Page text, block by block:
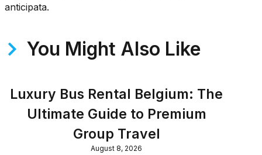
anticipata.
You Might Also Like
Luxury Bus Rental Belgium: The
Ultimate Guide to Premium
Group Travel
August 8, 2026